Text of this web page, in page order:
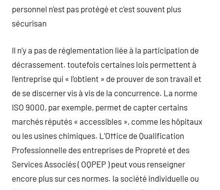
personnel n’est pas protégé et c’est souvent plus
sécurisan
Il n’y a pas de réglementation liée à la participation de
décrassement. toutefois certaines lois permettent à
l’entreprise qui « l’obtient » de prouver de son travail et
de se discerner vis à vis de la concurrence. La norme
ISO 9000, par exemple, permet de capter certains
marchés réputés « accessibles », comme les hôpitaux
ou les usines chimiques. L’Office de Qualification
Professionnelle des entreprises de Propreté et des
Services Associés ( OQPEP ) peut vous renseigner
encore plus sur ces normes. la société individuelle ou